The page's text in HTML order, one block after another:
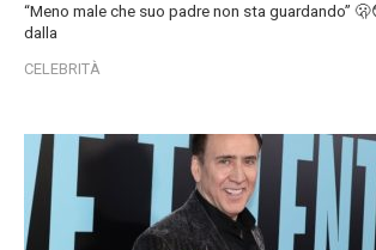
“Meno male che suo padre non sta guardando”
dalla
CELEBRITÀ